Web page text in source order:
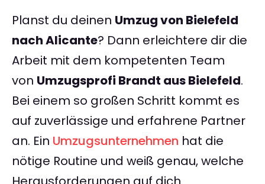
Planst du deinen Umzug von Bielefeld
nach Alicante? Dann erleichtere dir die
Arbeit mit dem kompetenten Team
von Umzugsprofi Brandt aus Bielefeld.
Bei einem so großen Schritt kommt es
auf zuverlässige und erfahrene Partner
an. Ein Umzugsunternehmen hat die
nötige Routine und weiß genau, welche